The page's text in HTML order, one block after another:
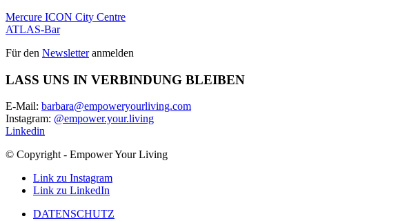
Mercure ICON City Centre
ATLAS-Bar
Für den Newsletteranmelden
LASS UNS IN VERBINDUNG BLEIBEN
E-Mail: barbara@empoweryourliving.com
Instagram: @empower.your.living
Linkedin
© Copyright - Empower Your Living
Link zu Instagram
Link zu LinkedIn
DATENSCHUTZ